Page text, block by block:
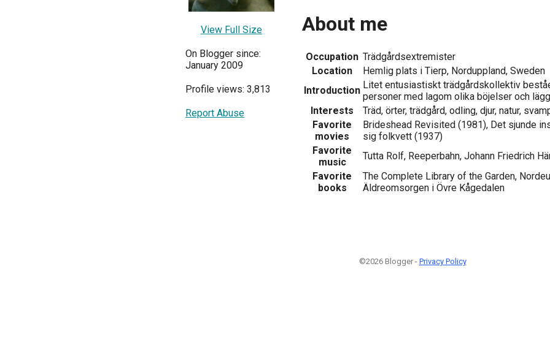
View Full Size
On Blogger since:
January 2009
Profile views: 3,813
Report Abuse
About me
Occupation Trädgårdsextremister
Location
Hemlig plats i Tierp, Norduppland, Sweden
Introduction Litet entusiastiskt trädgårdskollektiv
personer med lagom olika böjelser och
Interests
Träd, örter, trädgård, odling, djur, natur,
Favorite
movies
Brideshead Revisited (1981), Det sjunde
sig folkvett (1937)
Favorite
music
Tutta Rolf, Reeperbahn, Johann Friedrich
Favorite
books
The Complete Library of the Garden,
Äldreomsorgen i Övre Kågedalen
©2026 Blogger - Privacy Policy